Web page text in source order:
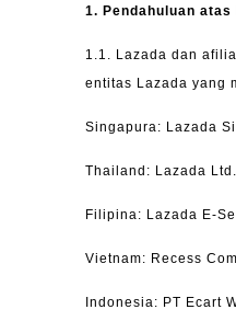
1. Pendahuluan
1.1. Lazada dan
entitas Lazada yang
Singapura: Lazada
Thailand: Lazada Ltd.
Filipina: Lazada E-
Vietnam: Recess
Indonesia: PT Ecart